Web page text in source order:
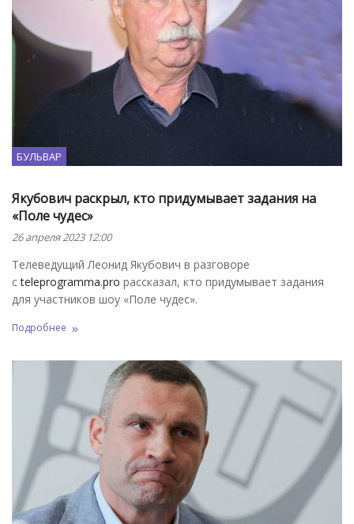
БУЛЬВАР
Якубович раскрыл, кто придумывает задания на
«Поле чудес»
26 апреля 2023 12:00
Телеведущий Леонид Якубович в разговоре
сteleprogramma.pro рассказал, кто придумывает задания
для участников шоу «Поле чудес».
Подробнее